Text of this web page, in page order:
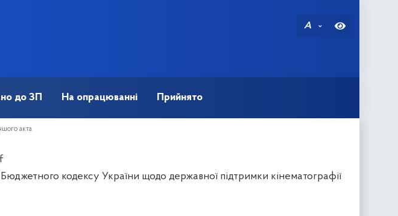
A
до ЗП На опрацюванні Прийнято
акта
кодексу України щодо державної підтримки кінематографії